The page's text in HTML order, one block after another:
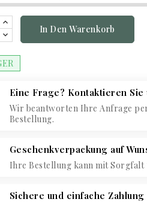
In Den Warenkorb
Eine Frage? Kontaktieren Sie
Wir beantworten Ihre Anfrage
Bestellung.
Geschenkverpackung auf
Ihre Bestellung kann mit Sorgfalt
Sichere und einfache Zahlung